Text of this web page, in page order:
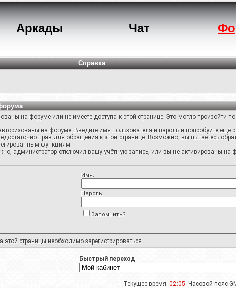
Аркады Чат
Справка
на форуме или не имеете доступа к этой странице. Это могло произойти
на форуме. Введите имя пользователя и пароль и попробуйте ещё
прав для обращения к этой странице. Возможно, вы пытаетесь
функциям.
администратор отключил вашу учётную запись, или вы не активированы на
Имя:
Пароль:
Запомнить?
этой страницы необходимо зарегистрироваться.
Быстрый переход
Текущее время: 02:05. Часовой пояс